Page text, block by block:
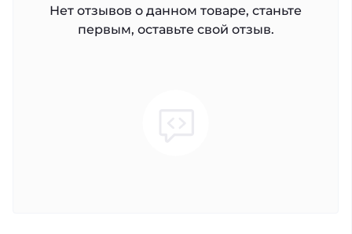
Нет отзывов о данном товаре, станьте
первым, оставьте свой отзыв.